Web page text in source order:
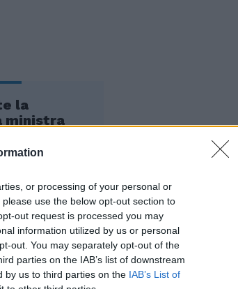
or processing of your personal or
use the below opt-out section to
out request is processed you may
information utilized by us or personal
out. You may separately opt-out of the
parties on the IAB’s list of downstream
by us to third parties on the IAB’s List of
la
ministra
della